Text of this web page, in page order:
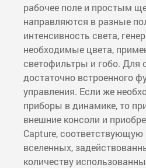
рабочее поле и простым
направляются в разные
интенсивность света,
необходимые цвета,
светофильтры и гобо. Для
достаточно встроенного
управления. Если же
приборы в динамике, то
внешние консоли и
Capture, соответствующую
вселенных,
количеству